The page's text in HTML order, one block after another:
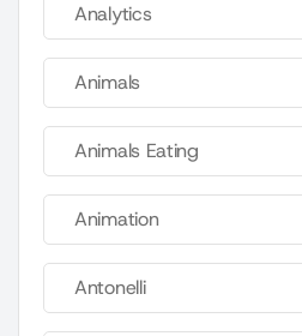
Analytics
Animals
Animals Eating
Animation
Antonelli